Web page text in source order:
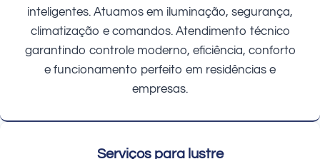
inteligentes. Atuamos em iluminação, segurança,
climatização e comandos. Atendimento técnico
garantindo controle moderno, eficiência, conforto
e funcionamento perfeito em residências e
empresas.
Serviços para lustre